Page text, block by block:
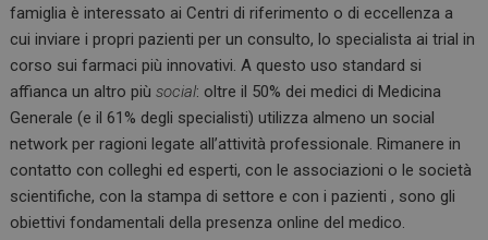
famiglia è interessato ai Centri di riferimento o di eccellenza a
cui inviare i propri pazienti per un consulto, lo specialista ai trial in
corso sui farmaci più innovativi. A questo uso standard si
affianca un altro piùsocial: oltre il 50% dei medici di Medicina
Generale (e il 61% degli specialisti) utilizza almeno un social
network per ragioni legate all’attività professionale. Rimanere in
contatto con colleghi ed esperti, con le associazioni o le società
scientifiche, con la stampa di settore e con i pazienti , sono gli
obiettivi fondamentali della presenza online del medico.